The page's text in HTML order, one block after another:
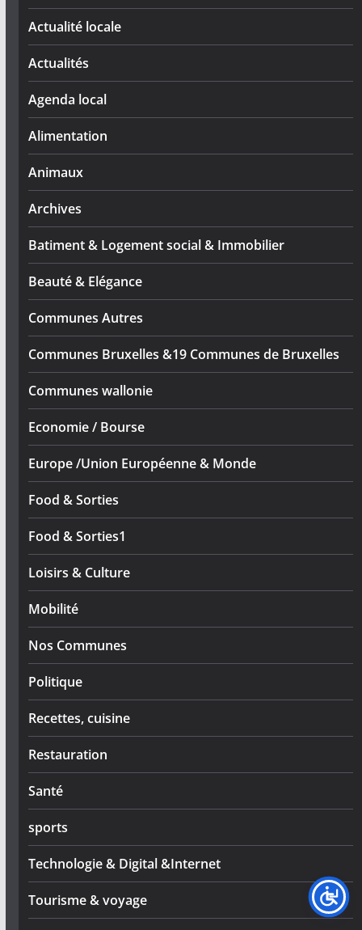
Actualité locale
Actualités
Agenda local
Alimentation
Animaux
Archives
Batiment & Logement social & Immobilier
Beauté & Elégance
Communes Autres
Communes Bruxelles &19 Communes de Bruxelles
Communes wallonie
Economie / Bourse
Europe /Union Européenne & Monde
Food & Sorties
Food & Sorties1
Loisirs & Culture
Mobilité
Nos Communes
Politique
Recettes, cuisine
Restauration
Santé
sports
Technologie & Digital &Internet
Tourisme & voyage